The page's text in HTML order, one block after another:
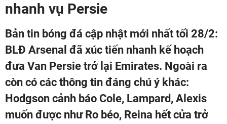
nhanh vụ Persie
Bản tin bóng đá cập nhật mới nhất tối 28/2:
BLĐ Arsenal đã xúc tiến nhanh kế hoạch
đưa Van Persie trở lại Emirates. Ngoài ra
còn có các thông tin đáng chú ý khác:
Hodgson cảnh báo Cole, Lampard, Alexis
muốn được như Ro béo, Reina hết cửa trở